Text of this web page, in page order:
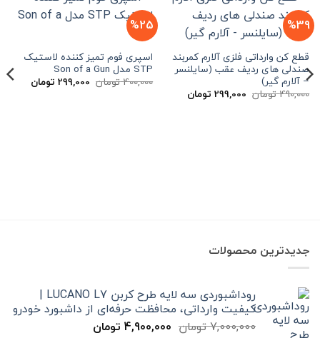
%39
قطع کن وارداتی فلزی آلارم کمربند
صندلی های ردیف عقب (سایلنسر
– آلارم گیر)
490,000تومان قیمت
اصلی
299,000 تومانقیمت
فعلی
%25
اسپری فوم تمیز کننده لاستیک
STP مدل Son of a Gun
400,000تومان قیمت
اصلی
299,000 تومانقیمت
فعلی
جدیدترین محصولات
روداشبوردی سه‌ لایه طرح کربن LUCANO L7 |
کیفیت وارداتی، محافظت حرفه‌ای از داشبورد خودرو
7,000,000تومان قیمت
4,900,000 تومانقیمت